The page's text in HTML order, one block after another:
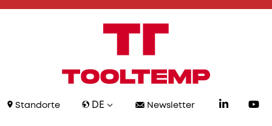
Standorte DE Newsletter